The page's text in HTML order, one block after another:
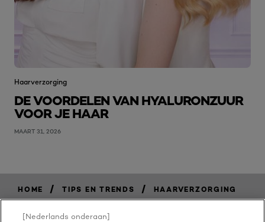
Haarverzorging
DE VOORDELEN VAN HYALURONZUUR
VOOR JE HAAR
MAART 31, 2026
HOME / TIPS EN TRENDS / HAARVERZORGING
[Nederlands onderaan]